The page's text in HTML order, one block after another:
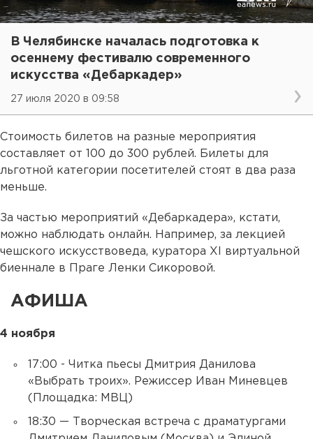
В Челябинске началась подготовка к
осеннему фестивалю современного
искусства «Дебаркадер»
27 июля 2020 в 09:58
Стоимость билетов на разные мероприятия
составляет от 100 до 300 рублей. Билеты для
льготной категории посетителей стоят в два раза
меньше.
За частью мероприятий «Дебаркадера», кстати,
можно наблюдать онлайн. Например, за лекцией
чешского искусствоведа, куратора XI виртуальной
биеннале в Праге Ленки Сикоровой.
АФИША
4 ноября
17:00 - Читка пьесы Дмитрия Данилова
«Выбрать троих». Режиссер Иван Миневцев
(Площадка: МВЦ)
18:30 — Творческая встреча с драматургами